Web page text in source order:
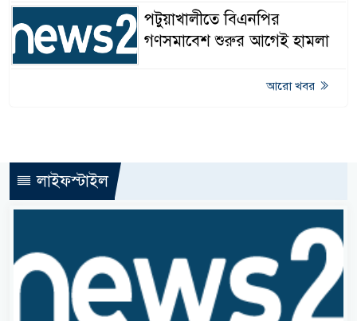
পটুয়াখালীতে বিএনপির
গণসমাবেশ শুরুর আগেই হামলা
আরো খবর
লাইফস্টাইল